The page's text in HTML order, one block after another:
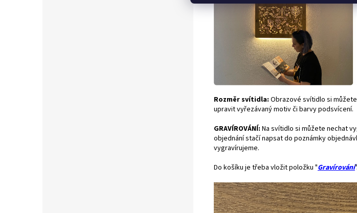
Rozměr svítidla: Obrazové svítidlo si můžete
upravit vyřezávaný motiv či barvy podsvícení.
GRAVÍROVÁNÍ: Na svítidlo si můžete nechat
objednání stačí napsat do poznámky
vygravírujeme.
Do košíku je třeba vložit položku "Gravírování".